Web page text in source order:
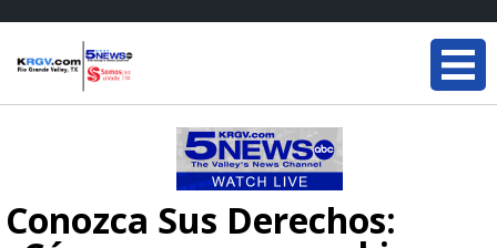
Conozca Sus Derechos: